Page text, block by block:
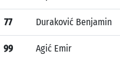
77 Duraković Benjamin
99 Agić Emir